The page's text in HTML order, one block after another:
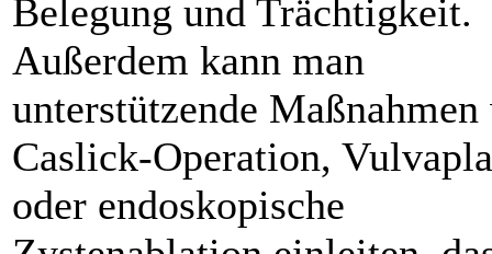
Belegung und Trächtigkeit.
Außerdem kann man
unterstützende
Caslick-Operation,
oder endoskopische